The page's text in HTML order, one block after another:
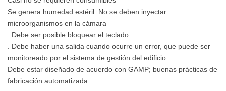
Se genera humedad estéril. No se deben inyectar
microorganismos en la cámara
. Debe ser posible bloquear el teclado
. Debe haber una salida cuando ocurre un error, que puede ser
monitoreado por el sistema de gestión del edificio.
Debe estar diseñado de acuerdo con GAMP; buenas prácticas de
fabricación automatizada